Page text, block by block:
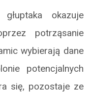
okazuje
potrząsanie
wybierają dane
potencjalnych
się, pozostaje ze